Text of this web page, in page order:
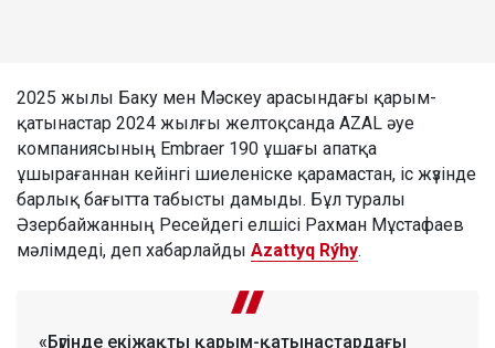
2025 жылы Баку мен Мәскеу арасындағы қарым-
қатынастар 2024 жылғы желтоқсанда AZAL әуе
компаниясының Embraer 190 ұшағы апатқа
ұшырағаннан кейінгі шиеленіске қарамастан, іс жүзінде
барлық бағытта табысты дамыды. Бұл туралы
Әзербайжанның Ресейдегі елшісі Рахман Мұстафаев
мәлімдеді, деп хабарлайды Azattyq Rýhy.
«Бүгінде екіжақты қарым-қатынастардағы